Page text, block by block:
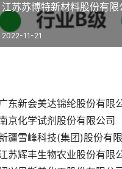
江苏苏博特新材料股份有
2022-11-21
东新会美达锦纶股份有限
京化学试剂股份有限公司
疆雪峰科技(集团)股份有
苏辉丰生物农业股份有限